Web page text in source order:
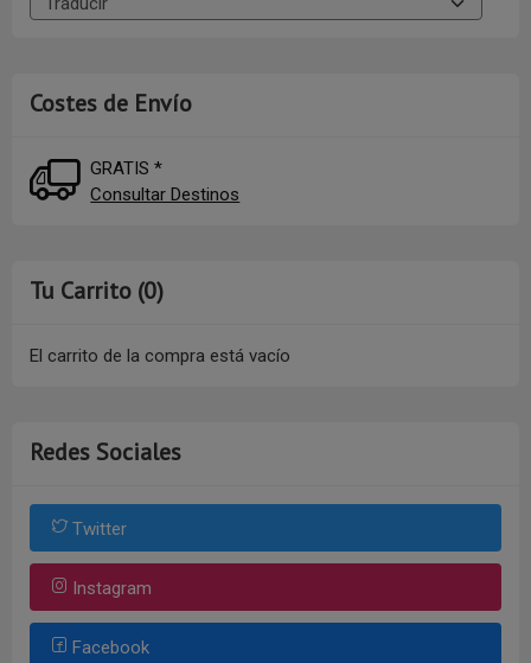
Costes de Envío
GRATIS *
Consultar Destinos
Tu Carrito (0)
El carrito de la compra está vacío
Redes Sociales
Twitter
Instagram
Facebook